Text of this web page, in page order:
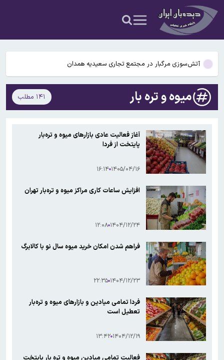
عکس و فیلم
یافته جدید: سرعت گرمایش جهانی در یک دهه گذشته تقریباً دو برابر
شده است
جزئیات جدید افزایش سنوات بازنشستگی/ چه کسانی باید بیشتر کار کنند و
چه افرادی معاف هستند؟
آتش‌سوزی مرگبار در مجتمع تجاری سعیدیه همدان
دانشمندان راز آبشار خونین جنوبگان را کشف کردند
بوگاتی سفارشی با نام «دِستِریِر» معرفی شد / W۱۶ هنوز نفس می‌کشد /
یافته جدید: سرعت گرمایش جهانی در یک دهه گذشته تقریباً دو برابر
شده است
جزئیات جدید افزایش سنوات بازنشستگی/ چه کسانی باید بیشتر کار کنند و
چه افرادی معاف هستند؟
میوه و تره بار ۱۴۱ مطلب
آغاز فعالیت عادی بازار‌های میوه و تره‌بار
پایتخت از فردا
۱۴۰۵/۰۴/۱۶ ۱۶:۱۴
افزایش ساعات کاری مراکز میوه و تره‌بار تهران
۱۴۰۴/۱۲/۲۴ ۱۲:۰۸
فراهم شدن امکان خرید میوه سال نو با کالابرگ
۱۴۰۴/۱۲/۲۳ ۲۲:۳۵
فردا تمامی میادین و بازارهای میوه و تره‌بار
تعطیل است
۱۴۰۴/۱۲/۱۹ ۱۳:۴۲
فعالیت تمامی میادین میوه و تره بار پایتخت